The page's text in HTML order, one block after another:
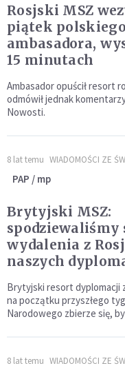
Rosjski MSZ
piątek polskiego
ambasadora,
15 minutach
Ambasador opuścił resort
odmówił jednak
Nowosti.
8 lat temu WIADOMOŚCI ZE
PAP / mp
Brytyjski MSZ:
spodziewaliśmy
wydalenia z
naszych
Brytyjski resort dyplomacji
na początku przyszłego
Narodowego zbierze się,
8 lat temu WIADOMOŚCI ZE